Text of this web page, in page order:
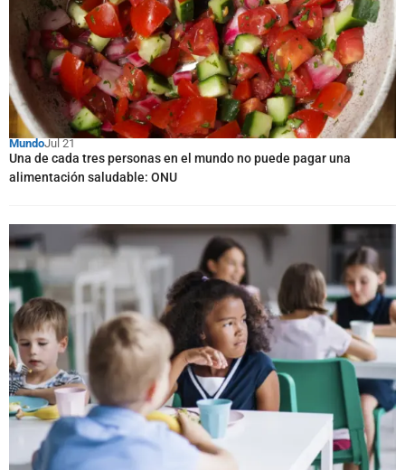
MundoJul 21
Una de cada tres personas en el mundo no puede pagar una
alimentación saludable: ONU